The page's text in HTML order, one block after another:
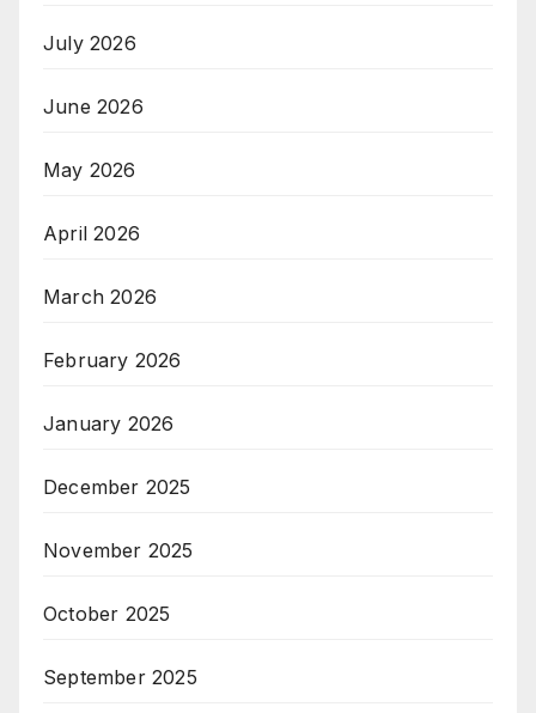
July 2026
June 2026
May 2026
April 2026
March 2026
February 2026
January 2026
December 2025
November 2025
October 2025
September 2025